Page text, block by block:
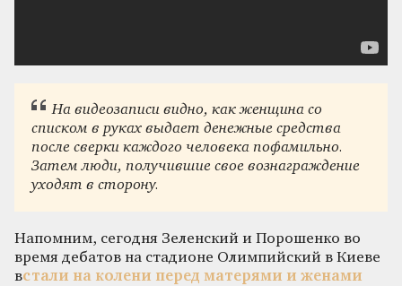
На видеозаписи видно, как женщина со
списком в руках выдает денежные средства
после сверки каждого человека пофамильно.
Затем люди, получившие свое вознаграждение
уходят в сторону.
Напомним, сегодня Зеленский и Порошенко во
время дебатов на стадионе Олимпийский в Киеве
встали на колени перед матерями и женами